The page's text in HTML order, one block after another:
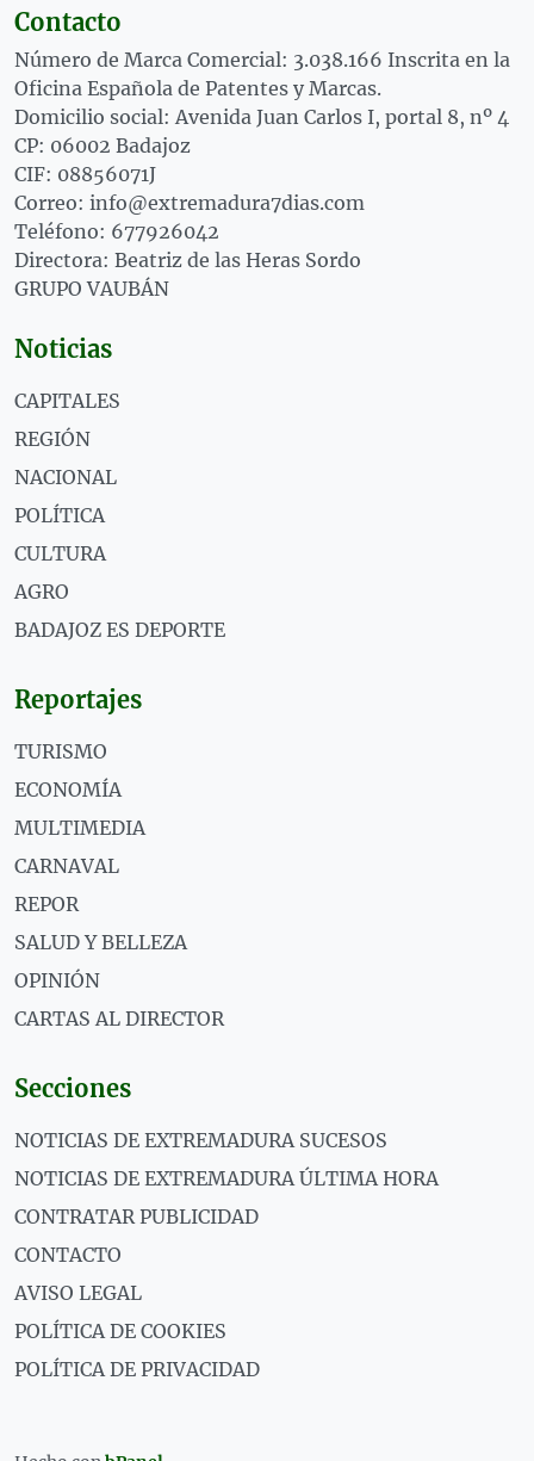
Contacto
Número de Marca Comercial: 3.038.166 Inscrita en la
Oficina Española de Patentes y Marcas.
Domicilio social: Avenida Juan Carlos I, portal 8, nº 4
CP: 06002 Badajoz
CIF: 08856071J
Correo: info@extremadura7dias.com
Teléfono: 677926042
Directora: Beatriz de las Heras Sordo
GRUPO VAUBÁN
Noticias
CAPITALES
REGIÓN
NACIONAL
POLÍTICA
CULTURA
AGRO
BADAJOZ ES DEPORTE
Reportajes
TURISMO
ECONOMÍA
MULTIMEDIA
CARNAVAL
REPOR
SALUD Y BELLEZA
OPINIÓN
CARTAS AL DIRECTOR
Secciones
NOTICIAS DE EXTREMADURA SUCESOS
NOTICIAS DE EXTREMADURA ÚLTIMA HORA
CONTRATAR PUBLICIDAD
CONTACTO
AVISO LEGAL
POLÍTICA DE COOKIES
POLÍTICA DE PRIVACIDAD